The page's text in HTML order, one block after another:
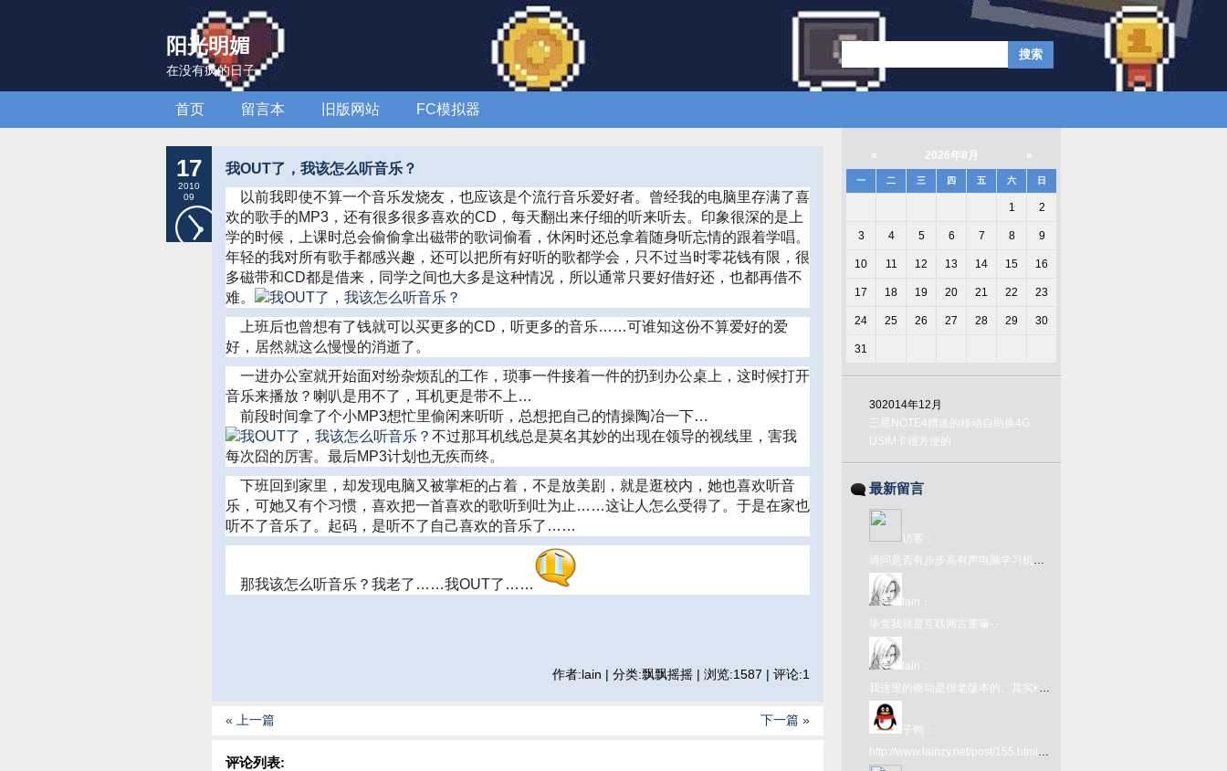
阳光明媚
在没有疯的日子
首页 留言本 旧版网站 FC模拟器
17
2010
09
我OUT了，我该怎么听音乐？
以前我即使不算一个音乐发烧友，也应该是个流行音乐爱好者。曾经我的电脑里存满了喜
欢的歌手的MP3，还有很多很多喜欢的CD，每天翻出来仔细的听来听去。印象很深的是上
学的时候，上课时总会偷偷拿出磁带的歌词偷看，休闲时还总拿着随身听忘情的跟着学唱。
年轻的我对所有歌手都感兴趣，还可以把所有好听的歌都学会，只不过当时零花钱有限，很
多磁带和CD都是借来，同学之间也大多是这种情况，所以通常只要好借好还，也都再借不
难。
上班后也曾想有了钱就可以买更多的CD，听更多的音乐……可谁知这份不算爱好的爱
好，居然就这么慢慢的消逝了。
一进办公室就开始面对纷杂烦乱的工作，琐事一件接着一件的扔到办公桌上，这时候打开
音乐来播放？喇叭是用不了，耳机更是带不上…
前段时间拿了个小MP3想忙里偷闲来听听，总想把自己的情操陶冶一下…
不过那耳机线总是莫名其妙的出现在领导的视线里，害我
每次囧的厉害。最后MP3计划也无疾而终。
下班回到家里，却发现电脑又被掌柜的占着，不是放美剧，就是逛校内，她也喜欢听音
乐，可她又有个习惯，喜欢把一首喜欢的歌听到吐为止……这让人怎么受得了。于是在家也
听不了音乐了。起码，是听不了自己喜欢的音乐了……
那我该怎么听音乐？我老了……我OUT了……
作者:lain | 分类:飘飘摇摇 | 浏览:1587 | 评论:1
« 上一篇 下一篇 »
评论列表:
« 2026年8月 »
一 二 三 四 五 六 日
1 2
3 4 5 6 7 8 9
10 11 12 13 14 15 16
17 18 19 20 21 22 23
24 25 26 27 28 29 30
31
302014年12月
三星NOTE4赠送的移动自助换4G
USIM卡很方便的
最新留言
访客
请问是否有步步高有声电脑学习机语音1号或2号的ROM文件？
lain
毕竟我就是互联网古董嘛-.-
lain
我这里的驱动是很老版本的。其实kx驱动网上很好下载啊。在github上有kx驱动的下载链接：https://github.com/kxproject/kX-Audio-driver-binaries
子鸭
http://www.lainzy.net/post/155.html您好 这个百度网盘链接里面的文件是否还能下载 很难找